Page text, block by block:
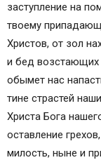
заступление на
твоему
Христов, от зол
и бед возстающих
обымет нас
тине страстей
Христа Бога
оставление
милость, ныне и